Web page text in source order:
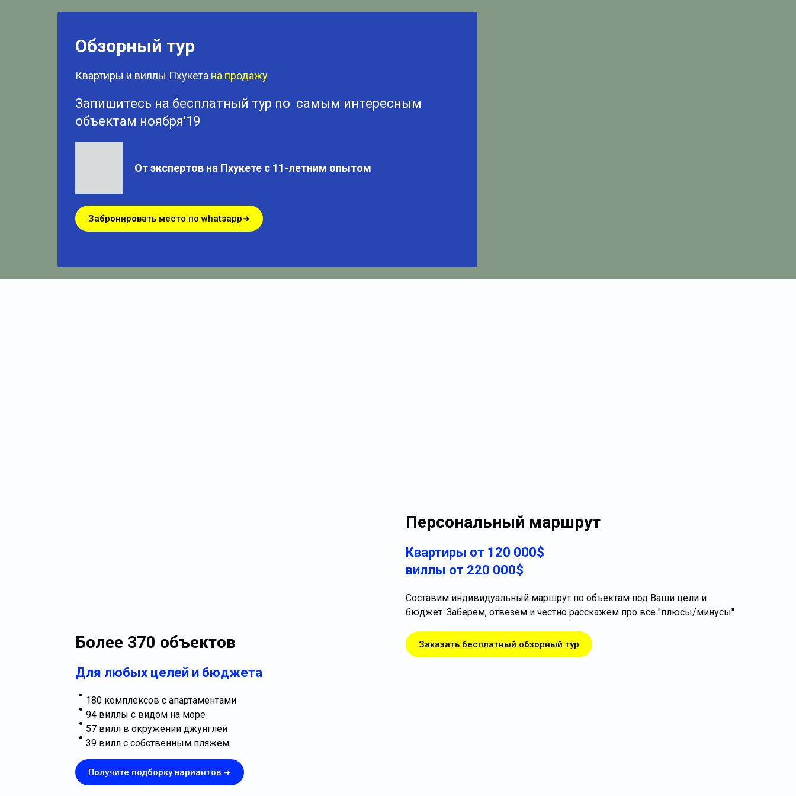
Обзорный тур
Квартиры и виллы Пхукета на продажу
Запишитесь на бесплатный тур по самым интересным
объектам ноября'19
От экспертов на Пхукете с 11-летним опытом
Забронировать место по whatsapp➜
Более 370 объектов
Для любых целей и бюджета
180 комплексов с апартаментами
94 виллы с видом на море
57 вилл в окружении джунглей
39 вилл с собственным пляжем
Получите подборку вариантов ➜
Персональный маршрут
Квартиры от 120 000$
виллы от 220 000$
Составим индивидуальный маршрут по объектам под Ваши цели и
бюджет. Заберем, отвезем и честно расскажем про все "плюсы/минусы"
Заказать бесплатный обзорный тур